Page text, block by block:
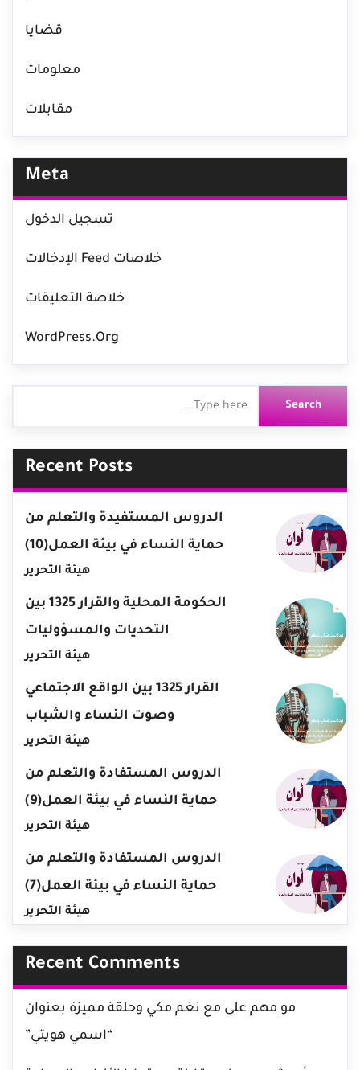
قضايا
معلومات
مقابلات
Meta
تسجيل الدخول
خلاصات Feed الإدخالات
خلاصة التعليقات
WordPress.org
Recent Posts
الدروس المستفيدة والتعلم من
حماية النساء في بيئة العمل(10)
هيئة التحرير
الحكومة المحلية والقرار 1325 بين
التحديات والمسؤوليات
هيئة التحرير
القرار 1325 بين الواقع الاجتماعي
وصوت النساء والشباب
هيئة التحرير
الدروس المستفادة والتعلم من
حماية النساء في بيئة العمل(9)
هيئة التحرير
الدروس المستفادة والتعلم من
حماية النساء في بيئة العمل(7)
هيئة التحرير
Recent Comments
مو مهم على مع نغم مكي وحلقة مميزة بعنوان
“اسمي هويتي”